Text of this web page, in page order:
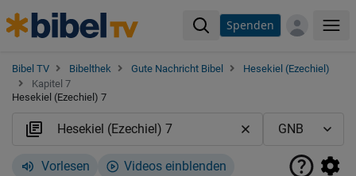
Spenden
Bibel TV Bibelthek Gute Nachricht Bibel
Hesekiel (Ezechiel)
Kapitel 7
Hesekiel (Ezechiel) 7
Vorlesen Videos einblenden